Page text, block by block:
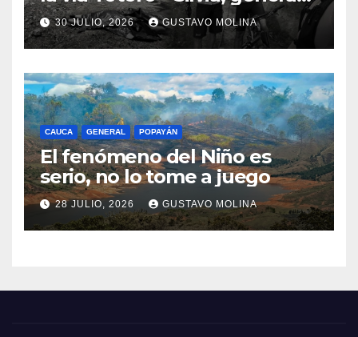
consternación en el Cauca
30 JULIO, 2026 GUSTAVO MOLINA
CAUCA GENERAL POPAYÁN
El fenómeno del Niño es
serio, no lo tome a juego
28 JULIO, 2026 GUSTAVO MOLINA